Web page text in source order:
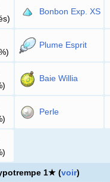
Bonbon Exp. XS
Plume Esprit
Baie Willia
Perle
1★ (voir)